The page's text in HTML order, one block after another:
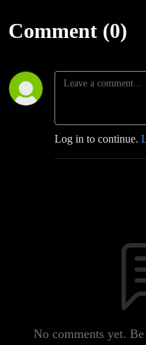
Comment (0)
Log in to continue.
No comments yet.